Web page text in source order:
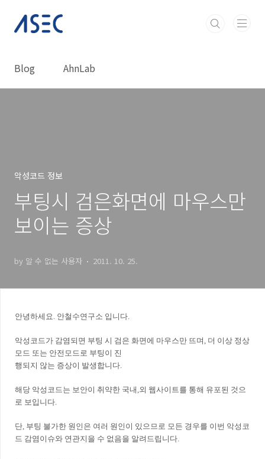
Blog AhnLab
악성코드 정보
부팅시 검은화면에 마우스만
보이는 증상
by 알 수 없는 사용자 2011. 10. 25.
안녕하세요. 안철수연구소 입니다.
악성코드가 감염되면 부팅 시 검은 화면에 마우스만 뜨며, 더 이상 정상
모드 또는 안전모드로 부팅이 진
행되지 않는 증상이 발생합니다.
해당 악성코드는 보안이 취약한 국내,외 웹사이트를 통해 유포된 것으
로 보입니다.
단, 부팅 불가한 원인은 여러 원인이 있으므로 모든 경우를 이번 악성코
드 감염이슈와 연관지을 수 없음을 알려드립니다.